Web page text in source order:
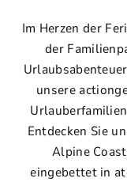
Im Herzen der
der
unsere
Entdecken Sie
Alpine
eingebettet in